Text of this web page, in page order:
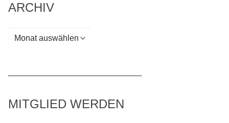
ARCHIV
Archiv
MITGLIED WERDEN